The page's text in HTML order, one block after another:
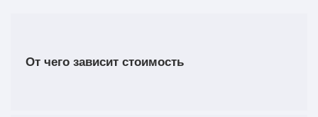
От чего зависит стоимость